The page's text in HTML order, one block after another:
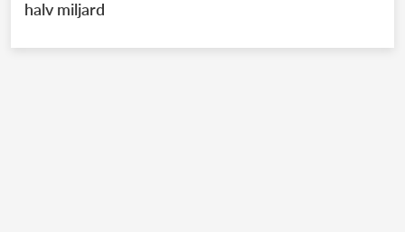
halv miljard